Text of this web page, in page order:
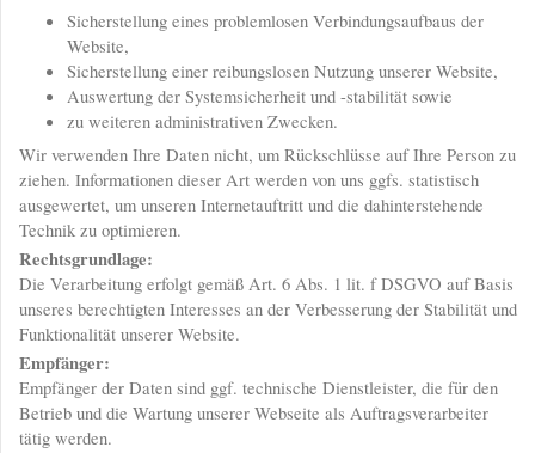
Sicherstellung eines problemlosen Verbindungsaufbaus der
Website,
Sicherstellung einer reibungslosen Nutzung unserer Website,
Auswertung der Systemsicherheit und -stabilität sowie
zu weiteren administrativen Zwecken.
Wir verwenden Ihre Daten nicht, um Rückschlüsse auf Ihre Person zu
ziehen. Informationen dieser Art werden von uns ggfs. statistisch
ausgewertet, um unseren Internetauftritt und die dahinterstehende
Technik zu optimieren.
Rechtsgrundlage:
Die Verarbeitung erfolgt gemäß Art. 6 Abs. 1 lit. f DSGVO auf Basis
unseres berechtigten Interesses an der Verbesserung der Stabilität und
Funktionalität unserer Website.
Empfänger:
Empfänger der Daten sind ggf. technische Dienstleister, die für den
Betrieb und die Wartung unserer Webseite als Auftragsverarbeiter
tätig werden.